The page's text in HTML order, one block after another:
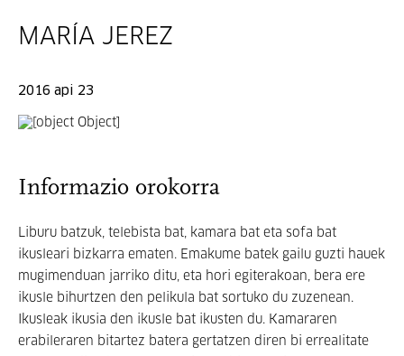
MARÍA JEREZ
2016 api 23
Informazio orokorra
Liburu batzuk, telebista bat, kamara bat eta sofa bat
ikusleari bizkarra ematen. Emakume batek gailu guzti hauek
mugimenduan jarriko ditu, eta hori egiterakoan, bera ere
ikusle bihurtzen den pelikula bat sortuko du zuzenean.
Ikusleak ikusia den ikusle bat ikusten du. Kamararen
erabileraren bitartez batera gertatzen diren bi errealitate